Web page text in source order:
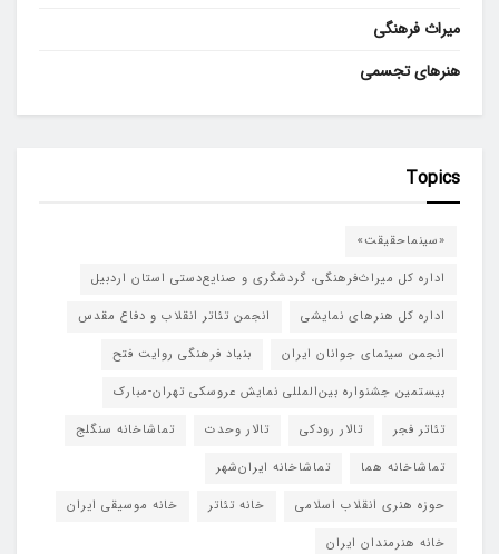
میراث فرهنگی
هنرهای تجسمی
Topics
«سینماحقیقت»
اداره کل میراث‌فرهنگی، گردشگری و صنایع‌دستی استان اردبیل
اداره کل هنرهای نمایشی
انجمن تئاتر انقلاب و دفاع مقدس
انجمن سینمای جوانان ایران
بنیاد فرهنگی روایت فتح
بیستمین جشنواره بین‌المللی نمایش عروسکی تهران-مبارک
تئاتر فجر
تالار رودکی تالار وحدت
تماشاخانه سنگلج
تماشاخانه هما
تماشاخانه‌ ایران‌شهر
حوزه هنری انقلاب اسلامی
خانه تئاتر
خانه موسیقی ایران
خانه هنرمندان ایران